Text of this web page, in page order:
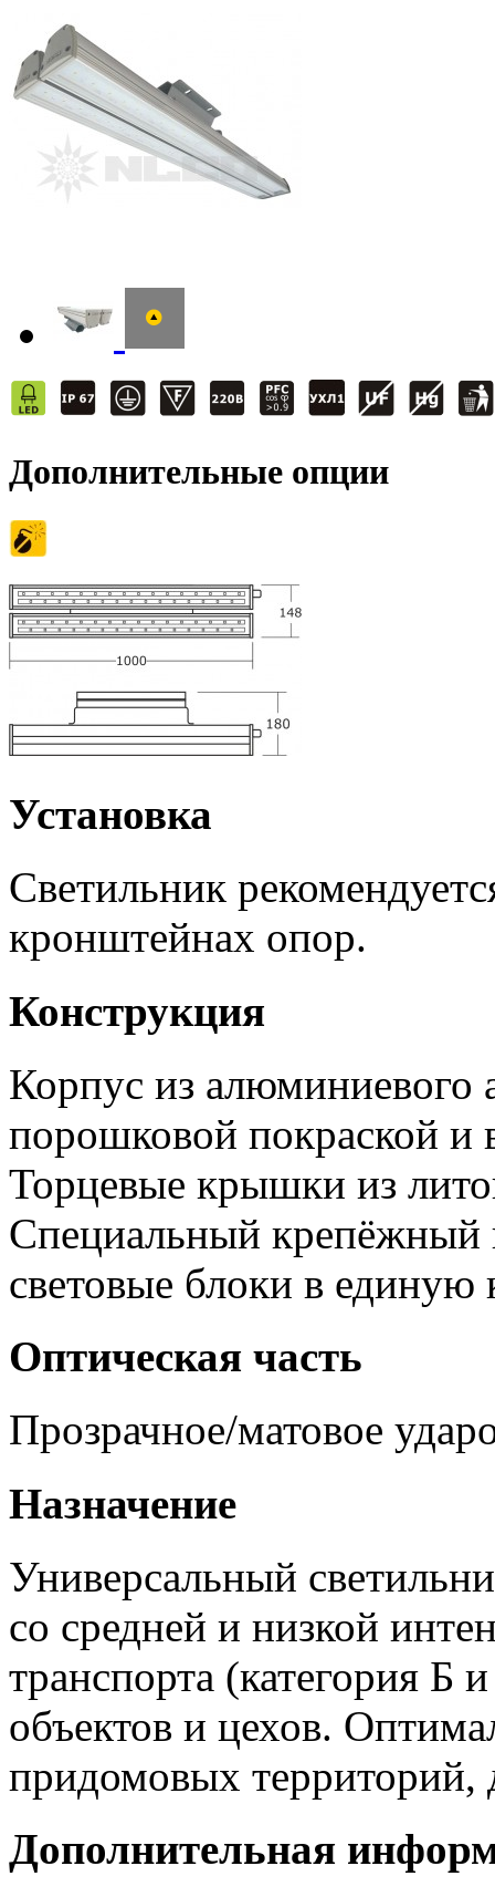
Дополнительные опции
Установка
Светильник
кронштейнах опор.
Конструкция
Корпус из алюминиевого
порошковой покраской и
Торцевые крышки из
Специальный крепёжный
световые блоки в единую
Оптическая часть
Прозрачное/матовое
Назначение
Универсальный
со средней и низкой
транспорта (категория Б
объектов и цехов.
придомовых территорий,
Дополнительная